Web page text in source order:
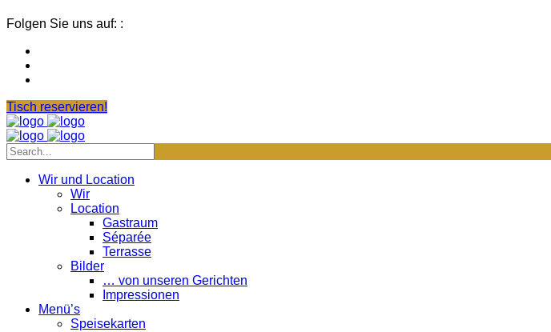
Folgen Sie uns auf: :
Tisch reservieren!
Wir und Location
Wir
Location
Gastraum
Séparée
Terrasse
Bilder
… von unseren Gerichten
Impressionen
Menü’s
Speisekarten